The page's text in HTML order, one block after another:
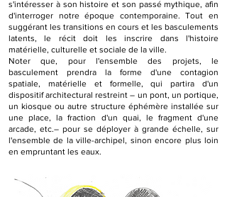
s'intéresser à son histoire et son passé mythique, afin
d'interroger notre époque contemporaine. Tout en
suggérant les transitions en cours et les basculements
latents, le récit doit les inscrire dans l'histoire
matérielle, culturelle et sociale de la ville.
Noter que, pour l'ensemble des projets, le
basculement prendra la forme d'une contagion
spatiale, matérielle et formelle, qui partira d'un
dispositif architectural restreint – un pont, un portique,
un kiosque ou autre structure éphémère installée sur
une place, la fraction d'un quai, le fragment d'une
arcade, etc.– pour se déployer à grande échelle, sur
l'ensemble de la ville-archipel, sinon encore plus loin
en empruntant les eaux.